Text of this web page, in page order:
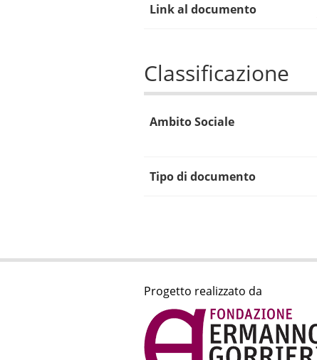
Link al documento
Classificazione
Ambito Sociale
Tipo di documento
Progetto realizzato da